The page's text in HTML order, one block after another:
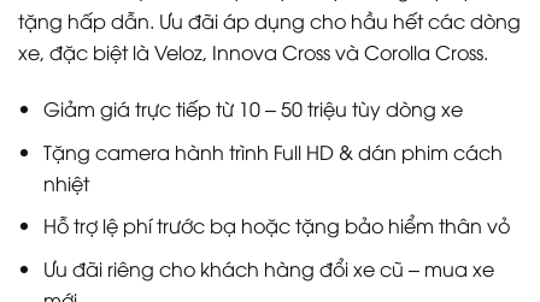
tặng hấp dẫn. Ưu đãi áp dụng cho hầu hết các dòng
xe, đặc biệt là Veloz, Innova Cross và Corolla Cross.
Giảm giá trực tiếp từ 10 – 50 triệu tùy dòng xe
Tặng camera hành trình Full HD & dán phim cách
nhiệt
Hỗ trợ lệ phí trước bạ hoặc tặng bảo hiểm thân vỏ
Ưu đãi riêng cho khách hàng đổi xe cũ – mua xe